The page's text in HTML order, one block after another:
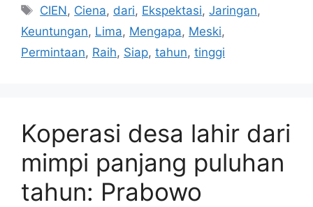
Tag
CIEN, Ciena, dari, Ekspektasi,Jaringan,
Keuntungan, Lima, Mengapa, Meski,
Permintaan, Raih, Siap, tahun, tinggi
Koperasi desa lahir dari
mimpi panjang puluhan
tahun: Prabowo